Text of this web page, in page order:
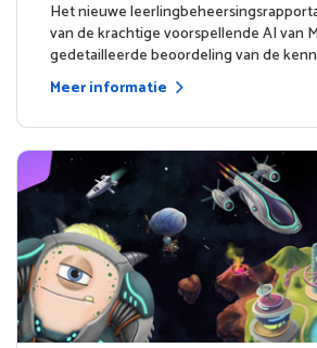
Het nieuwe
van de krachtige voorspellende AI van
gedetailleerde beoordeling van de
Meer informatie